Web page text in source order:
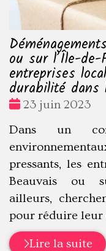
ou sur l’Île-de-
entreprises
durabilité dans
Date
23 juin 2023
Dans un
pressants, les
Beauvais ou
ailleurs,
pour réduire leur
Lire la suite